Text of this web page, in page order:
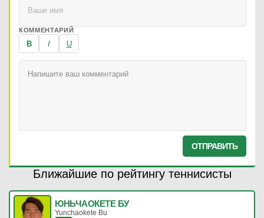
КОММЕНТАРИЙ
B I U
ОТПРАВИТЬ
Ближайшие по рейтингу теннисисты
ЮНЬЧАОКЕТЕ БУ
Yunchaokete Bu